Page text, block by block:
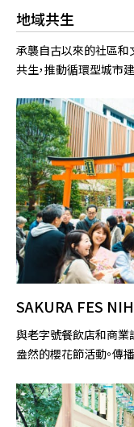
地域共生
承襲自古以來的社區和
共生，推動循環型城市建
SAKURA FES
與老字號餐飲店和商業
盎然的櫻花節活動。傳